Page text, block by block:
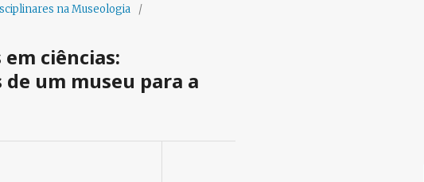
na Museologia /
ciências:
um museu para a